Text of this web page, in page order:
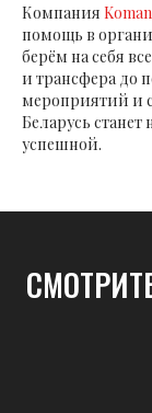
Компания
помощь в
берём на себя
и трансфера до
мероприятий и
Беларусь станет
успешной.